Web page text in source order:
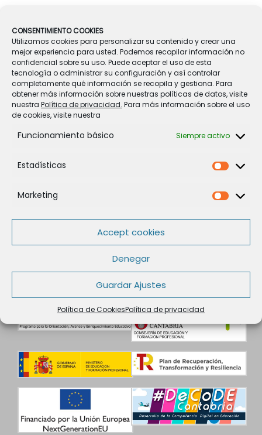
CONSENTIMIENTO COOKIES
Utilizamos cookies para personalizar su contenido y crear una
mejor experiencia para usted. Podemos recopilar información no
confidencial sobre su uso. Puede aceptar el uso de esta
tecnología o administrar su configuración y así controlar
completamente qué información se recopila y gestiona. Para
obtener más información sobre nuestras políticas de datos, visite
nuestra Política de privacidad. Para más información sobre el uso
de cookies, visite nuestra
Funcionamiento básico Siempre activo
Estadísticas
Marketing
Accept cookies
Denegar
Guardar Ajustes
Política de CookiesPolítica de privacidad
Navegador de artículos
← JORNADA CONTINUA
VACACIONES DE CARNAVAL →
Política de Cookies
Condiciones de contratación